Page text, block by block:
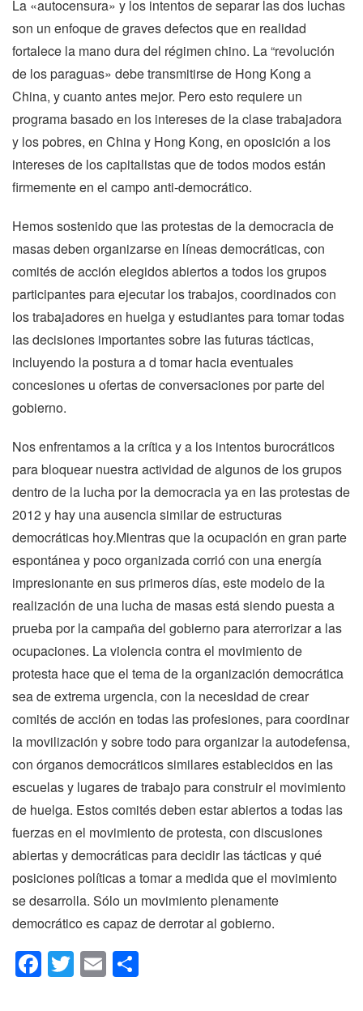
La «autocensura» y los intentos de separar las dos luchas
son un enfoque de graves defectos que en realidad
fortalece la mano dura del régimen chino. La “revolución
de los paraguas» debe transmitirse de Hong Kong a
China, y cuanto antes mejor. Pero esto requiere un
programa basado en los intereses de la clase trabajadora
y los pobres, en China y Hong Kong, en oposición a los
intereses de los capitalistas que de todos modos están
firmemente en el campo anti-democrático.
Hemos sostenido que las protestas de la democracia de
masas deben organizarse en líneas democráticas, con
comités de acción elegidos abiertos a todos los grupos
participantes para ejecutar los trabajos, coordinados con
los trabajadores en huelga y estudiantes para tomar todas
las decisiones importantes sobre las futuras tácticas,
incluyendo la postura a d tomar hacia eventuales
concesiones u ofertas de conversaciones por parte del
gobierno.
Nos enfrentamos a la crítica y a los intentos burocráticos
para bloquear nuestra actividad de algunos de los grupos
dentro de la lucha por la democracia ya en las protestas de
2012 y hay una ausencia similar de estructuras
democráticas hoy.Mientras que la ocupación en gran parte
espontánea y poco organizada corrió con una energía
impresionante en sus primeros días, este modelo de la
realización de una lucha de masas está siendo puesta a
prueba por la campaña del gobierno para aterrorizar a las
ocupaciones. La violencia contra el movimiento de
protesta hace que el tema de la organización democrática
sea de extrema urgencia, con la necesidad de crear
comités de acción en todas las profesiones, para coordinar
la movilización y sobre todo para organizar la autodefensa,
con órganos democráticos similares establecidos en las
escuelas y lugares de trabajo para construir el movimiento
de huelga. Estos comités deben estar abiertos a todas las
fuerzas en el movimiento de protesta, con discusiones
abiertas y democráticas para decidir las tácticas y qué
posiciones políticas a tomar a medida que el movimiento
se desarrolla. Sólo un movimiento plenamente
democrático es capaz de derrotar al gobierno.
Facebook
Twitter
Email